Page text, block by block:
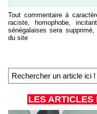
Tout commentaire à
raciste, homophobe,
sénégalaises sera
du site
LES ARTICLES